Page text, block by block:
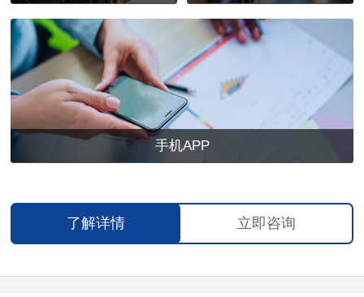
手机APP
了解详情 立即咨询